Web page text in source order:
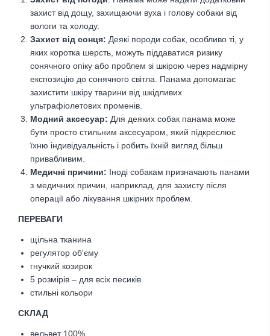
захист від дощу, захищаючи вуха і голову собаки від
вологи та холоду.
Захист від сонця: Деякі породи собак, особливо ті, у
яких коротка шерсть, можуть піддаватися ризику
сонячного опіку або проблем зі шкірою через надмірну
експозицію до сонячного світла. Панама допомагає
захистити шкіру тварини від шкідливих
ультрафіолетових променів.
Модний аксесуар: Для деяких собак панама може
бути просто стильним аксесуаром, який підкреслює
їхню індивідуальність і робить їхній вигляд більш
привабливим.
Медичні причини: Іноді собакам призначають панами
з медичних причин, наприклад, для захисту після
операції або лікування шкірних проблем.
ПЕРЕВАГИ
щільна тканина
регулятор об'єму
гнучкий козирок
5 розмірів – для всіх песиків
стильні кольори
CКЛАД
вельвет 100%